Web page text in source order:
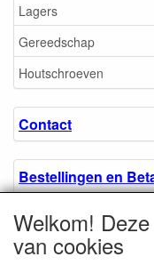
Lagers
Gereedschap
Houtschroeven
Contact
Bestellingen en
Algemene
Welkom!
van cookies